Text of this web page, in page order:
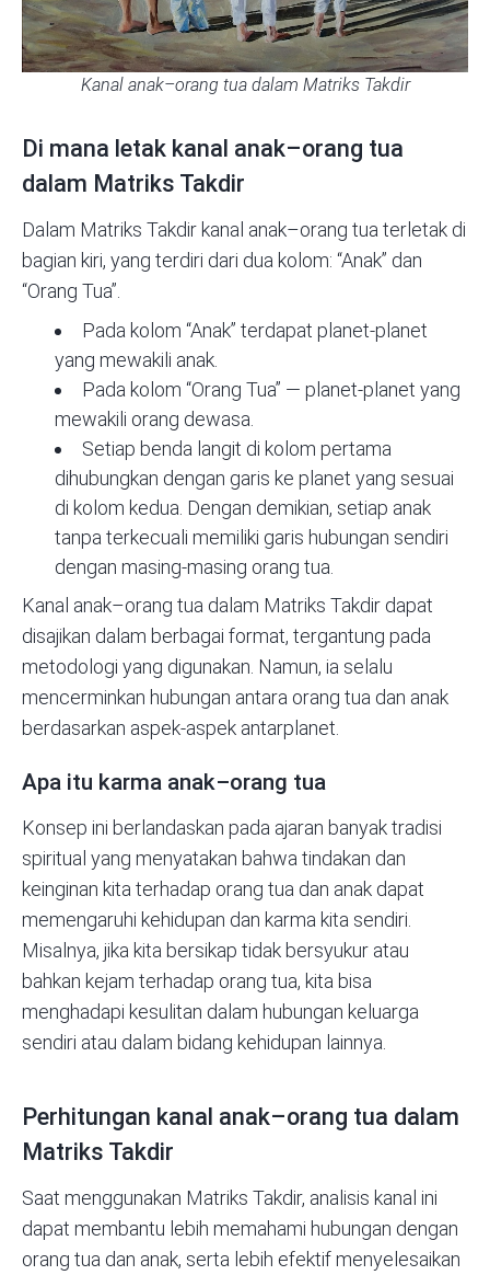
Kanal anak–orang tua dalam Matriks Takdir
Di mana letak kanal anak–orang tua
dalam Matriks Takdir
Dalam Matriks Takdirkanal anak–orang tua terletak di
bagian kiri, yang terdiri dari dua kolom: “Anak” dan
“Orang Tua”.
Pada kolom “Anak” terdapat planet-planet
yang mewakili anak.
Pada kolom “Orang Tua” — planet-planet yang
mewakili orang dewasa.
Setiap benda langit di kolom pertama
dihubungkan dengan garis ke planet yang sesuai
di kolom kedua. Dengan demikian, setiap anak
tanpa terkecuali memiliki garis hubungan sendiri
dengan masing-masing orang tua.
Kanal anak–orang tua dalam Matriks Takdir dapat
disajikan dalam berbagai format, tergantung pada
metodologi yang digunakan. Namun, ia selalu
mencerminkan hubungan antara orang tua dan anak
berdasarkan aspek-aspek antarplanet.
Apa itu karma anak–orang tua
Konsep ini berlandaskan pada ajaran banyak tradisi
spiritual yang menyatakan bahwa tindakan dan
keinginan kita terhadap orang tua dan anak dapat
memengaruhi kehidupan dan karma kita sendiri.
Misalnya, jika kita bersikap tidak bersyukur atau
bahkan kejam terhadap orang tua, kita bisa
menghadapi kesulitan dalam hubungan keluarga
sendiri atau dalam bidang kehidupan lainnya.
Perhitungan kanal anak–orang tua dalam
Matriks Takdir
Saat menggunakan Matriks Takdir, analisis kanal ini
dapat membantu lebih memahami hubungan dengan
orang tua dan anak, serta lebih efektif menyelesaikan